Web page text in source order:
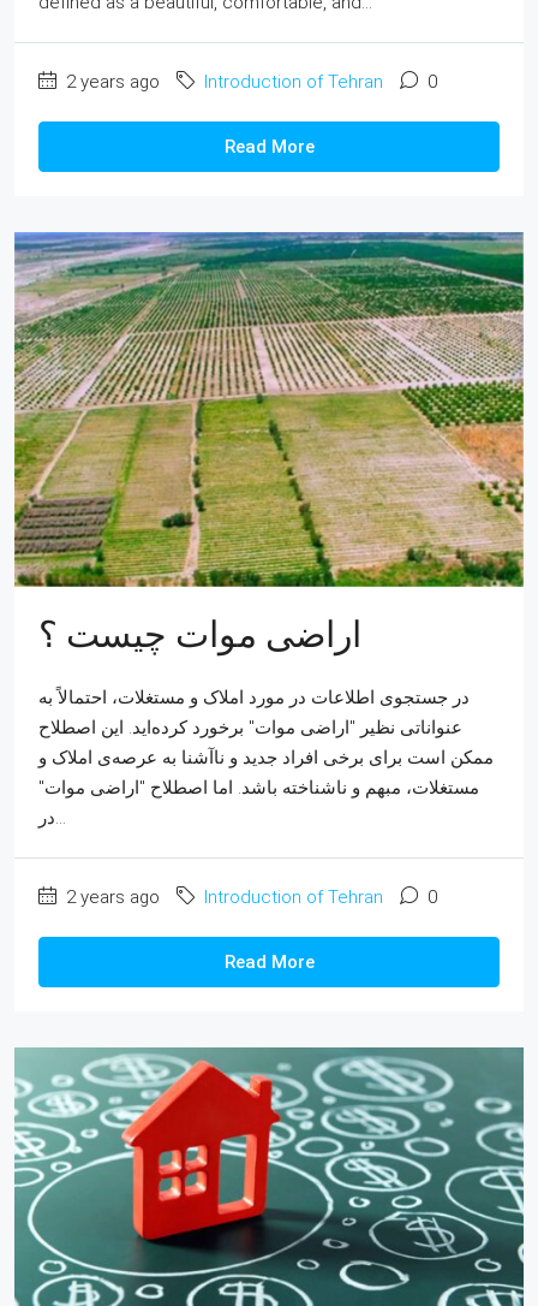
2 years ago Introduction of Tehran 0
Read More
اراضی موات چیست ؟
در جستجوی اطلاعات در مورد املاک و مستغلات، احتمالاً به
عنواناتی نظیر "اراضی موات" برخورد کرده‌اید. این اصطلاح
ممکن است برای برخی افراد جدید و ناآشنا به عرصه‌ی املاک و
مستغلات، مبهم و ناشناخته باشد. اما اصطلاح "اراضی موات"
2 years ago Introduction of Tehran 0
Read More